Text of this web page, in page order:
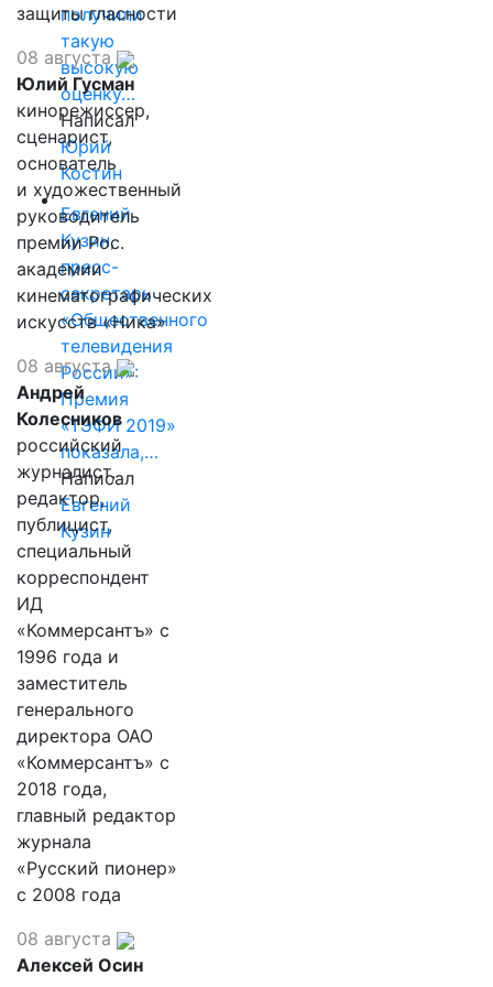
получили
такую
высокую
оценку…
Написал
Юрий
Костин
Евгений
Кузин,
пресс-
секретарь
«Общественного
телевидения
России»:
Премия
«ТЭФИ 2019»
показала,…
Написал
Евгений
Кузин
защиты гласности
08 августа
Юлий Гусман
кинорежиссер,
сценарист,
основатель
и художественный
руководитель
премии Рос.
академии
кинематографических
искусств «Ника»
08 августа
Андрей
Колесников
российский
журналист,
редактор,
публицист,
специальный
корреспондент
ИД
«Коммерсантъ» с
1996 года и
заместитель
генерального
директора ОАО
«Коммерсантъ» с
2018 года,
главный редактор
журнала
«Русский пионер»
с 2008 года
08 августа
Алексей Осин